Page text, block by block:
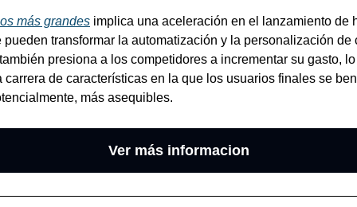
más grandes implica una aceleración en el lanzamiento de
pueden transformar la automatización y la personalización de
presiona a los competidores a incrementar su gasto,
carrera de características en la que los usuarios finales se
más asequibles.
Ver más informacion